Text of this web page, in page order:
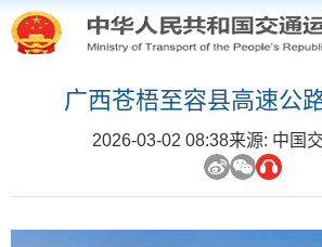
广西苍梧至容县高速公
2026-03-02 08:38来源: 中国